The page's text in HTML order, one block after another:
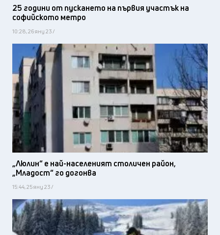
25 години от пускането на първия участък на
софийското метро
10:28, 26 яну 23 /
„Люлин“ е най-населеният столичен район,
„Младост“ го догонва
15:44, 25 яну 23 /